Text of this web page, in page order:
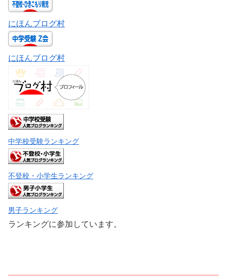
にほんブログ村
にほんブログ村
中学校受験ランキング
不登校・小学生ランキング
男子ランキング
ランキングに参加しています。